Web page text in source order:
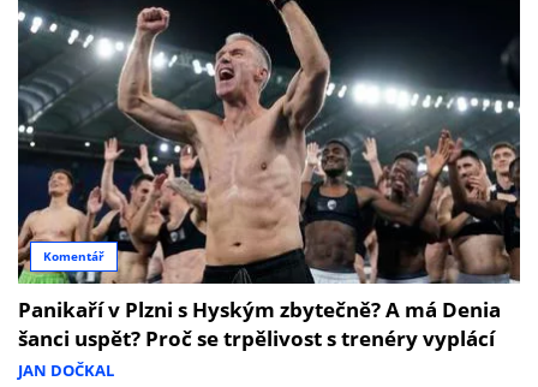
Komentář
Panikaří v Plzni s Hyským zbytečně? A má Denia
šanci uspět? Proč se trpělivost s trenéry vyplácí
JAN DOČKAL